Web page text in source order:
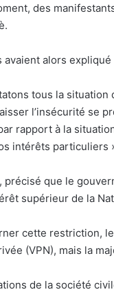
des
avaient alors
tous la
l’insécurité se
rapport à la
intérêts particuliers
précisé que le
supérieur de la
cette restriction,
(VPN), mais la
de la société